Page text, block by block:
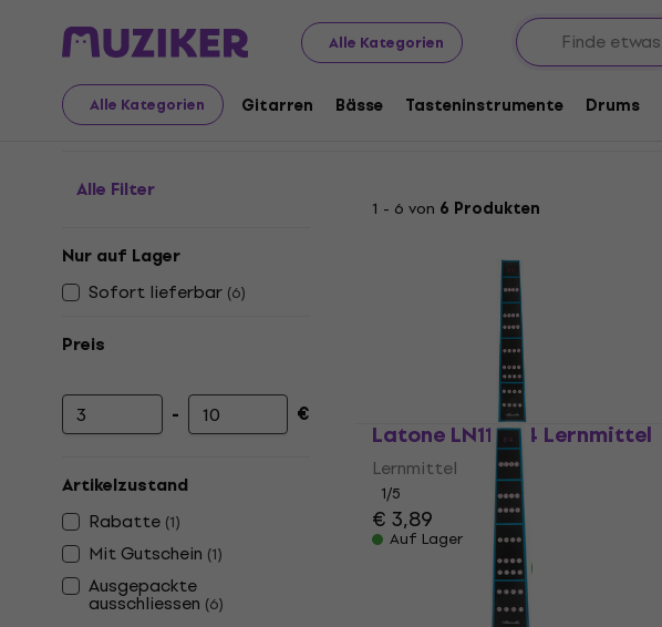
Alle Kategorien
Alle Kategorien Gitarren Bässe Tasteninstrumente Drums
Musikinstrumente Streicher Ersatzteile und sonstiges Zubehör
Lernmittel
Alle Filter
Nur auf Lager
Sofort lieferbar (6)
Preis
Mindestpreis
- Höchstpreis €
Artikelzustand
Rabatte (1)
Mit Gutschein (1)
Ausgepackte
ausschliessen (6)
1 - 6 von 6 Produkten
Latone LN11-4/4 Lernmittel
Lernmittel
1/5
€ 3,89
Auf Lager